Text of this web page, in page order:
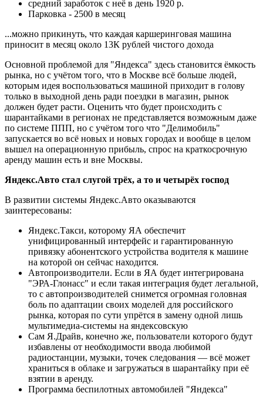
средний заработок с неё в день 1920 р.
Парковка - 2500 в месяц
...можно прикинуть, что каждая каршеринговая машина
приносит в месяц около 13К рублей чистого дохода
Основной проблемой для "Яндекса" здесь становится ёмкость
рынка, но с учётом того, что в Москве всё больше людей,
которым идея воспользоваться машиной приходит в голову
только в выходной день ради поездки в магазин, рынок
должен будет расти. Оценить что будет происходить с
шарантайками в регионах не представляется возможным даже
по системе ППП, но с учётом того что "Делимобиль"
запускается во всё новых и новых городах и вообще в целом
вышел на операционную прибыль, спрос на краткосрочную
аренду машин есть и вне Москвы.
Яндекс.Авто стал слугой трёх, а то и четырёх господ
В развитии системы Яндекс.Авто оказываются
заинтересованы:
Яндекс.Такси, которому ЯА обеспечит
унифицированный интерфейс и гарантированную
привязку абонентского устройства водителя к машине
на которой он сейчас находится.
Автопроизводители. Если в ЯА будет интегрирована
"ЭРА-Глонасс" и если такая интеграция будет легальной,
то с автопроизводителей снимется огромная головная
боль по адаптации своих моделей для российского
рынка, которая по сути упрётся в замену одной лишь
мультимедиа-системы на яндексовскую
Сам Я.Драйв, конечно же, пользователи которого будут
избавлены от необходимости ввода любимой
радиостанции, музыки, точек следования — всё может
храниться в облаке и загружаться в шарантайку при её
взятии в аренду.
Программа беспилотных автомобилей "Яндекса"